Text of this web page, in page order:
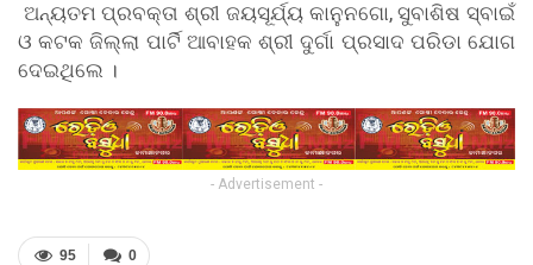
ଅନ୍ୟତମ ପ୍ରବକ୍ତା ଶ୍ରୀ ଜୟସୂର୍ଯ୍ୟ କାନୁନଗୋ, ସୁବାଶିଷ ସ୍ବାଇଁ
ଓ କଟକ ଜିଲ୍ଲା ପାର୍ଟି ଆବାହକ ଶ୍ରୀ ଦୁର୍ଗା ପ୍ରସାଦ ପରିଡା ଯୋଗ
ଦେଇଥିଲେ ।
- Advertisement -
0
95